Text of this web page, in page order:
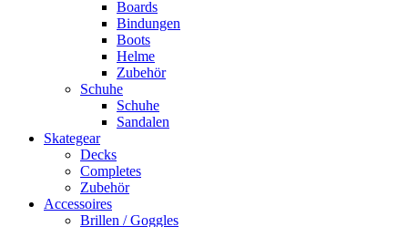
Boards
Bindungen
Boots
Helme
Zubehör
Schuhe
Schuhe
Sandalen
Skategear
Decks
Completes
Zubehör
Accessoires
Brillen / Goggles